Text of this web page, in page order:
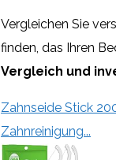
Vergleichen Sie
finden, das Ihren
Vergleich und
Zahnseide Stick
Zahnreinigung...